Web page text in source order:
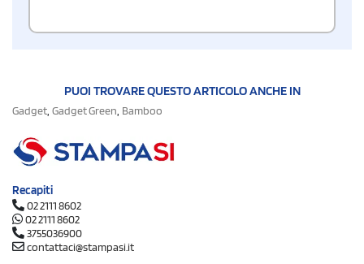
PUOI TROVARE QUESTO ARTICOLO ANCHE IN
Gadget, Gadget Green, Bamboo
Recapiti
02 2111 8602
02 2111 8602
3755036900
contattaci@stampasi.it